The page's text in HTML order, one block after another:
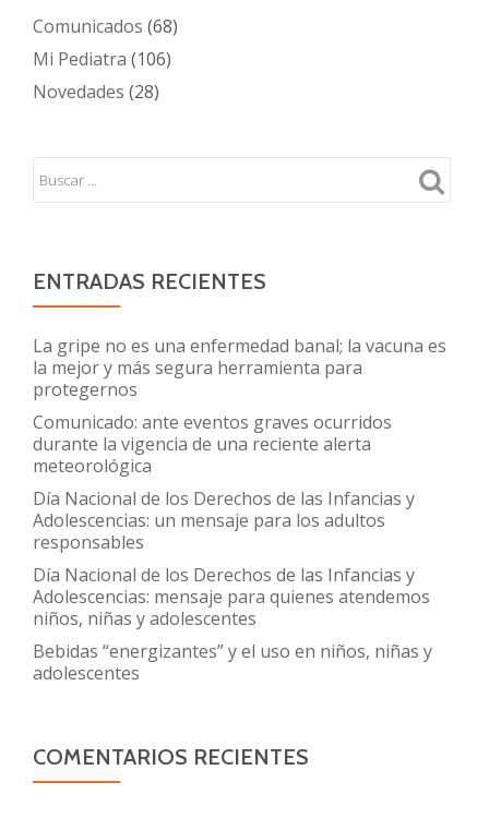
Comunicados (68)
Mi Pediatra (106)
Novedades (28)
ENTRADAS RECIENTES
La gripe no es una enfermedad banal; la vacuna es
la mejor y más segura herramienta para
protegernos
Comunicado: ante eventos graves ocurridos
durante la vigencia de una reciente alerta
meteorológica
Día Nacional de los Derechos de las Infancias y
Adolescencias: un mensaje para los adultos
responsables
Día Nacional de los Derechos de las Infancias y
Adolescencias: mensaje para quienes atendemos
niños, niñas y adolescentes
Bebidas “energizantes” y el uso en niños, niñas y
adolescentes
COMENTARIOS RECIENTES